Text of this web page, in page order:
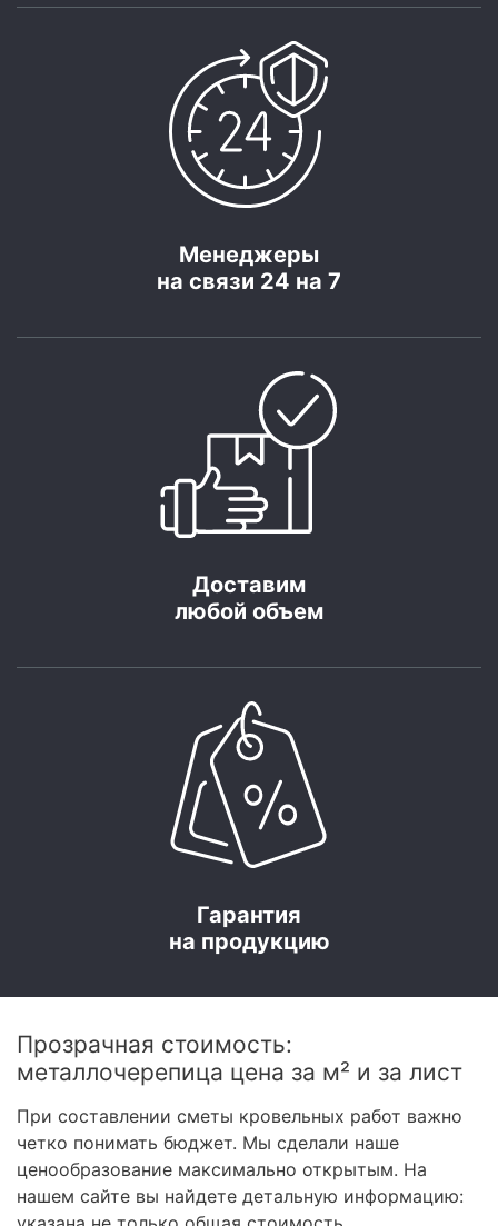
Менеджеры
на связи 24 на 7
Доставим
любой объем
Гарантия
на продукцию
Прозрачная стоимость:
металлочерепица цена за м² и за лист
При составлении сметы кровельных работ важно
четко понимать бюджет. Мы сделали наше
ценообразование максимально открытым. На
нашем сайте вы найдете детальную информацию: